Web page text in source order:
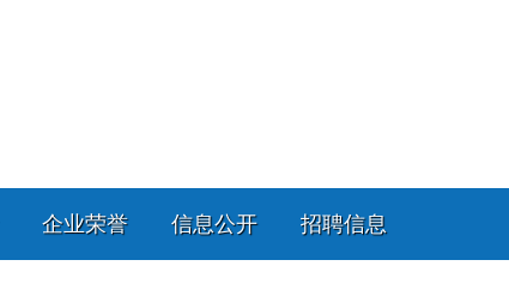
企业荣誉 信息公开 招聘信息